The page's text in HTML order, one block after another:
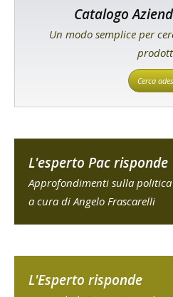
Catalogo
Un modo semplice per
Cerca
L'esperto Pac risponde
Approfondimenti sulla
a cura di Angelo Frascarelli
L'Esperto risponde